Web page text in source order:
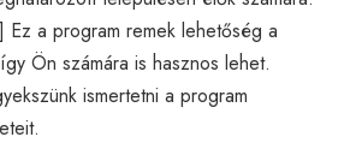
] Ez a program remek lehetőség a
Ön számára is hasznos lehet.
ismertetni a program